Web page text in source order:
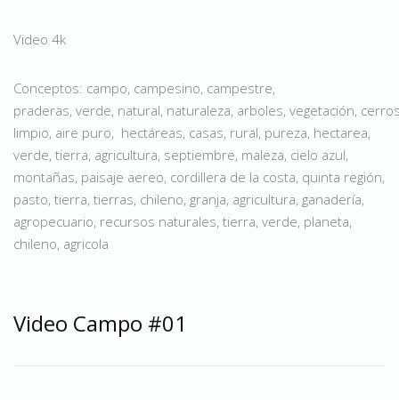
Video 4k
Conceptos: campo, campesino, campestre,
praderas, verde, natural, naturaleza, arboles, vegetación,
limpio, aire puro, hectáreas, casas, rural, pureza, hectarea,
verde, tierra, agricultura, septiembre, maleza, cielo azul,
montañas, paisaje aereo, cordillera de la costa, quinta región,
pasto, tierra, tierras, chileno, granja, agricultura, ganadería,
agropecuario, recursos naturales, tierra, verde, planeta,
chileno, agricola
Video Campo #01